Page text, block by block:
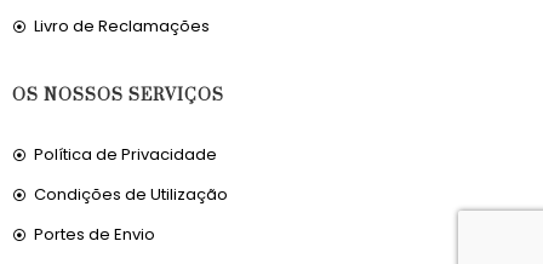
Livro de Reclamações
OS NOSSOS SERVIÇOS
Política de Privacidade
Condições de Utilização
Portes de Envio